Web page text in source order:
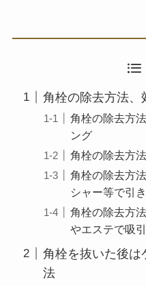
角栓の除去方法、
角栓の除去方
ング
角栓の除去方
角栓の除去方
シャー等で引
角栓の除去方
やエステで吸
角栓を抜いた後は
法